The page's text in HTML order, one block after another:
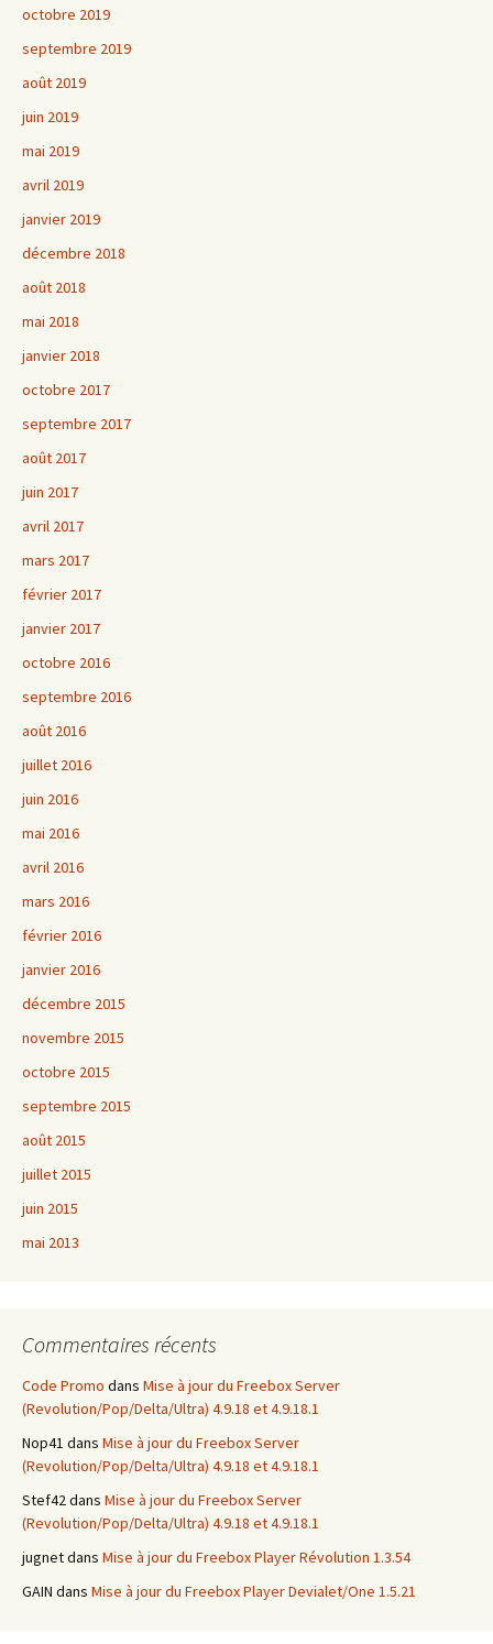
octobre 2019
septembre 2019
août 2019
juin 2019
mai 2019
avril 2019
janvier 2019
décembre 2018
août 2018
mai 2018
janvier 2018
octobre 2017
septembre 2017
août 2017
juin 2017
avril 2017
mars 2017
février 2017
janvier 2017
octobre 2016
septembre 2016
août 2016
juillet 2016
juin 2016
mai 2016
avril 2016
mars 2016
février 2016
janvier 2016
décembre 2015
novembre 2015
octobre 2015
septembre 2015
août 2015
juillet 2015
juin 2015
mai 2013
Commentaires récents
Code Promo dans Mise à jour du Freebox Server
(Revolution/Pop/Delta/Ultra) 4.9.18 et 4.9.18.1
Nop41 dans Mise à jour du Freebox Server
(Revolution/Pop/Delta/Ultra) 4.9.18 et 4.9.18.1
Stef42dans Mise à jour du Freebox Server
(Revolution/Pop/Delta/Ultra) 4.9.18 et 4.9.18.1
jugnetdans Mise à jour du Freebox Player Révolution 1.3.54
GAIN dans Mise à jour du Freebox Player Devialet/One 1.5.21